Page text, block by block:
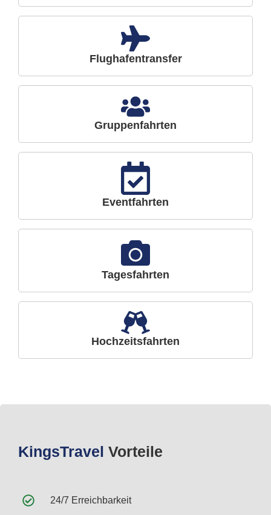
Flughafentransfer
Gruppenfahrten
Eventfahrten
Tagesfahrten
Hochzeitsfahrten
KingsTravel Vorteile
24/7 Erreichbarkeit